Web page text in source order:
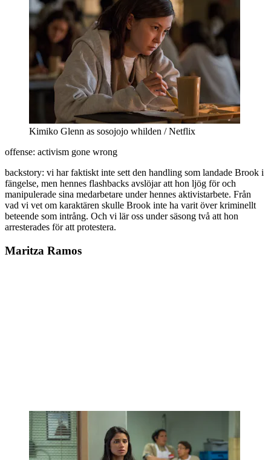
Kimiko Glenn as sosojojo whilden / Netflix
offense: activism gone wrong
backstory: vi har faktiskt inte sett den handling som landade Brook i
fängelse, men hennes flashbacks avslöjar att hon ljög för och
manipulerade sina medarbetare under hennes aktivistarbete. Från
vad vi vet om karaktären skulle Brook inte ha varit över kriminellt
beteende som intrång. Och vi lär oss under säsong två att hon
arresterades för att protestera.
Maritza Ramos